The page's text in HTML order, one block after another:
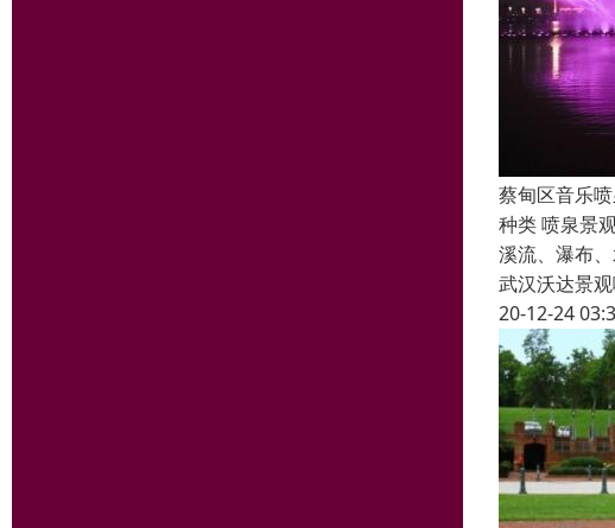
蔡甸区音乐
种类 喷泉景
溪流、瀑布
武汉沃达景
20-12-24